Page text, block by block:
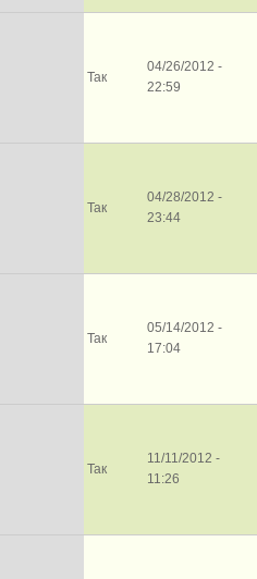
Так
04/26/2012 -
22:59
Так
04/28/2012 -
23:44
Так
05/14/2012 -
17:04
Так
11/11/2012 -
11:26